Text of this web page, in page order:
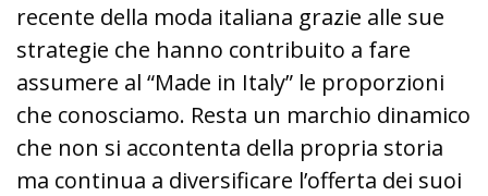
recente della moda italiana grazie alle sue
strategie che hanno contribuito a fare
assumere al “Made in Italy” le proporzioni
che conosciamo. Resta un marchio dinamico
che non si accontenta della propria storia
ma continua a diversificare l’offerta dei suoi